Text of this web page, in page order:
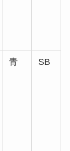
青 SB